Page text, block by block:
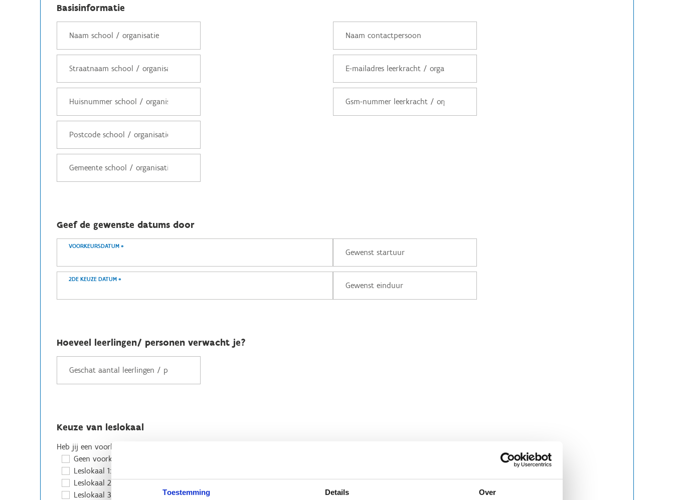
Toestemming Details Over
Basisinformatie
Geef de gewenste datums door
VOORKEURSDATUM *
2DE KEUZE DATUM *
Hoeveel leerlingen/ personen verwacht je?
Keuze van leslokaal
Heb jij een voorkeur voor één van onze leslokalen?
Geen voorkeur
Leslokaal 1: 8 x 8 meter
Leslokaal 2: 8 x 5 meter + 4 x 4 meter
Leslokaal 3: 8 x 6 meter